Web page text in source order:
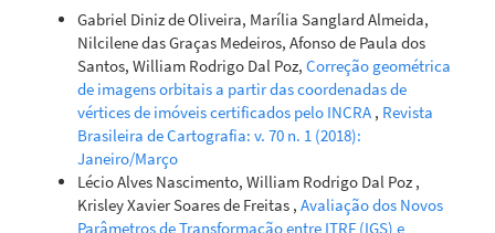
Gabriel Diniz de Oliveira, Marília Sanglard Almeida,
Nilcilene das Graças Medeiros, Afonso de Paula dos
Santos, William Rodrigo Dal Poz, Correção geométrica
de imagens orbitais a partir das coordenadas de
vértices de imóveis certificados pelo INCRA , Revista
Brasileira de Cartografia: v. 70 n. 1 (2018):
Janeiro/Março
Lécio Alves Nascimento, William Rodrigo Dal Poz ,
Krisley Xavier Soares de Freitas , Avaliação dos Novos
Parâmetros de Transformação entre ITRF (IGS) e